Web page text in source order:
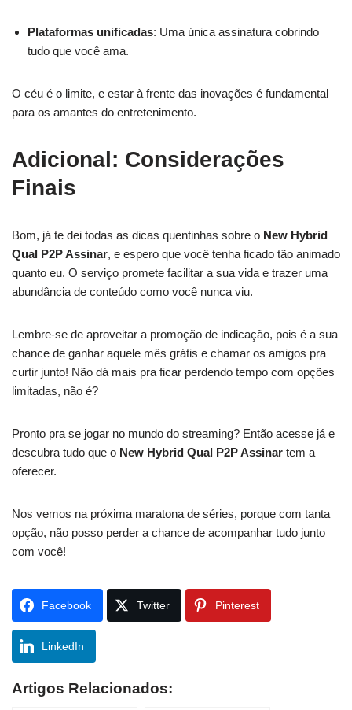
Plataformas unificadas: Uma única assinatura cobrindo
tudo que você ama.
O céu é o limite, e estar à frente das inovações é fundamental
para os amantes do entretenimento.
Adicional: Considerações
Finais
Bom, já te dei todas as dicas quentinhas sobre o New Hybrid
Qual P2P Assinar, e espero que você tenha ficado tão animado
quanto eu. O serviço promete facilitar a sua vida e trazer uma
abundância de conteúdo como você nunca viu.
Lembre-se de aproveitar a promoção de indicação, pois é a sua
chance de ganhar aquele mês grátis e chamar os amigos pra
curtir junto! Não dá mais pra ficar perdendo tempo com opções
limitadas, não é?
Pronto pra se jogar no mundo do streaming? Então acesse já e
descubra tudo que o New Hybrid Qual P2P Assinar tem a
oferecer.
Nos vemos na próxima maratona de séries, porque com tanta
opção, não posso perder a chance de acompanhar tudo junto
com você!
Facebook Twitter Pinterest
LinkedIn
Artigos Relacionados: